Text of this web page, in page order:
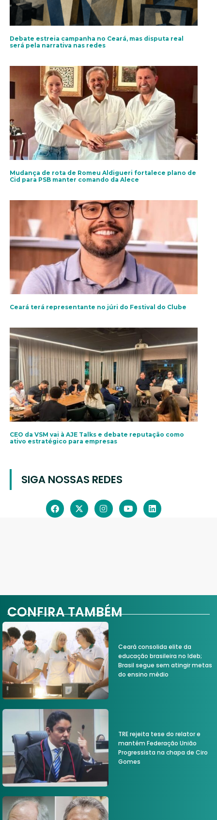
Debate estreia campanha no Ceará, mas disputa real
será pela narrativa nas redes
Mudança de rota de Romeu Aldigueri fortalece plano de
Cid para PSB manter comando da Alece
Ceará terá representante no júri do Festival do Clube
CEO da VSM vai à AJE Talks e debate reputação como
ativo estratégico para empresas
SIGA NOSSAS REDES
CONFIRA TAMBÉM
Ceará consolida elite da
educação brasileira no Ideb;
Brasil segue sem atingir metas
do ensino médio
TRE rejeita tese do relator e
mantém Federação União
Progressista na chapa de Ciro
Gomes